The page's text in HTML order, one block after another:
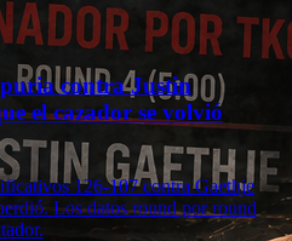
contra Justin
el cazador se volvió
126-107 contra Gaethje
Los datos round por round